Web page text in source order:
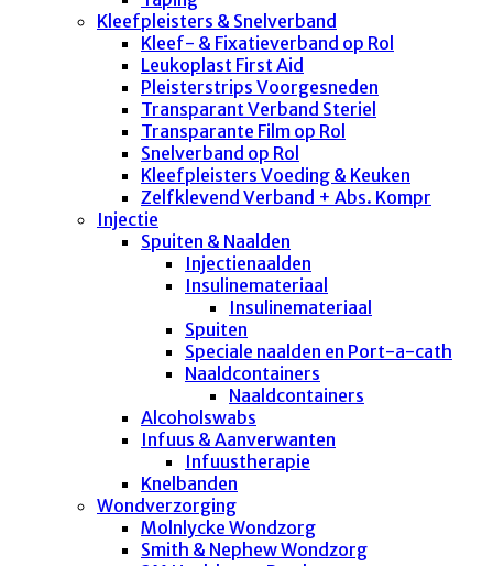
Kleefpleisters & Snelverband
Kleef- & Fixatieverband op Rol
Leukoplast First Aid
Pleisterstrips Voorgesneden
Transparant Verband Steriel
Transparante Film op Rol
Snelverband op Rol
Kleefpleisters Voeding & Keuken
Zelfklevend Verband + Abs. Kompr
Injectie
Spuiten & Naalden
Injectienaalden
Insulinemateriaal
Insulinemateriaal
Spuiten
Speciale naalden en Port-a-cath
Naaldcontainers
Naaldcontainers
Alcoholswabs
Infuus & Aanverwanten
Infuustherapie
Knelbanden
Wondverzorging
Molnlycke Wondzorg
Smith & Nephew Wondzorg